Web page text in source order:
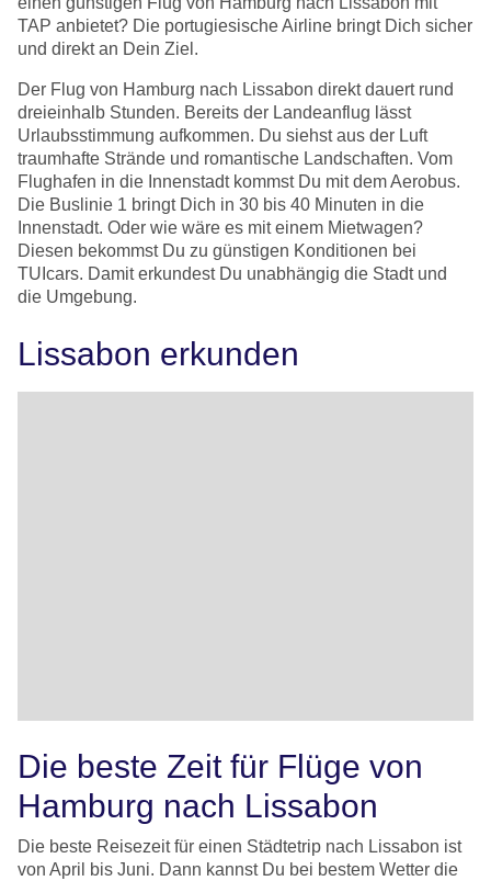
TAP anbietet? Die portugiesische Airline bringt Dich sicher
und direkt an Dein Ziel.
Der Flug von Hamburg nach Lissabon direkt dauert rund
dreieinhalb Stunden. Bereits der Landeanflug lässt
Urlaubsstimmung aufkommen. Du siehst aus der Luft
traumhafte Strände und romantische Landschaften. Vom
Flughafen in die Innenstadt kommst Du mit dem Aerobus.
Die Buslinie 1 bringt Dich in 30 bis 40 Minuten in die
Innenstadt. Oder wie wäre es mit einem Mietwagen?
Diesen bekommst Du zu günstigen Konditionen bei
TUIcars. Damit erkundest Du unabhängig die Stadt und
die Umgebung.
Lissabon erkunden
Die beste Zeit für Flüge von
Hamburg nach Lissabon
Die beste Reisezeit für einen Städtetrip nach Lissabon ist
von April bis Juni. Dann kannst Du bei bestem Wetter die